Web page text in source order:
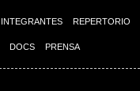
INTEGRANTES REPERTORIO
DOCS PRENSA